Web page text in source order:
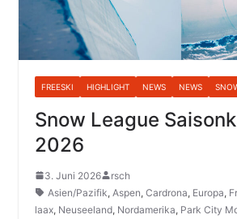
FREESKI HIGHLIGHT NEWS NEWS
Snow League
2026
3. Juni 2026
rsch
Asien/Pazifik, Aspen, Cardrona, Europa,
laax, Neuseeland, Nordamerika, Park City